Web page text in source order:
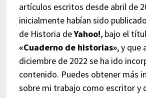
artículos escritos desde abril de
inicialmente habían sido
de Historia deYahoo!, bajo el
«Cuaderno de historias», y que
diciembre de 2022 se ha ido
contenido. Puedes obtener más
sobre mi trabajo como escritor y